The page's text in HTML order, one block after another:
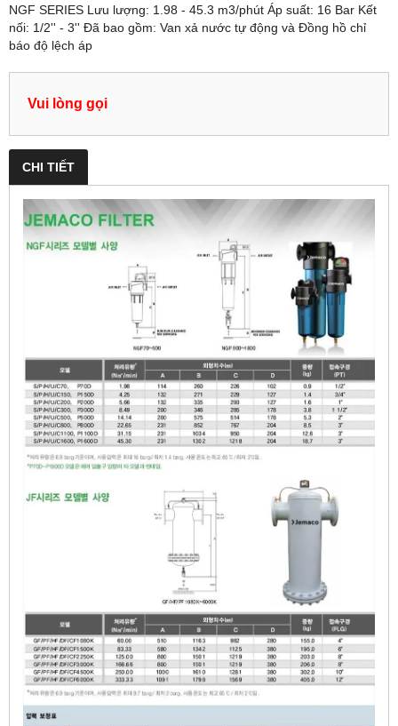
NGF SERIES Lưu lượng: 1.98 - 45.3 m3/phút Áp suất: 16 Bar Kết
nối: 1/2'' - 3'' Đã bao gồm: Van xả nước tự động và Đồng hồ chỉ
báo độ lệch áp
Vui lòng gọi
CHI TIẾT